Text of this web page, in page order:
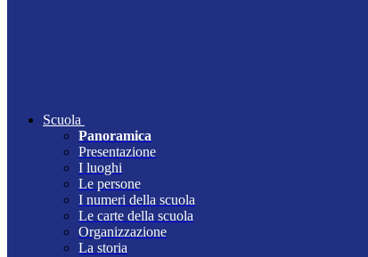
Scuola
Panoramica
Presentazione
I luoghi
Le persone
I numeri della scuola
Le carte della scuola
Organizzazione
La storia